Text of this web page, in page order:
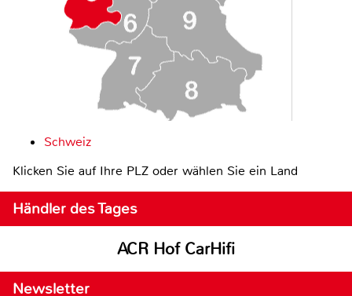
Schweiz
Klicken Sie auf Ihre PLZ oder wählen Sie ein Land
Händler des Tages
ACR Hof CarHifi
Newsletter